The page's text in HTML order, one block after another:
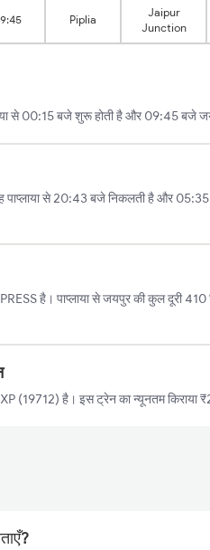
Piplia
Jaipur
Junction
से 00:15 बजे शुरू होती है और 09:45 बजे
पाप्लाया से 20:43 बजे निकलती है और
है। पाप्लाया से जयपुर की कुल दूरी 410
(19712) है। इस ट्रेन का न्यूनतम किराया